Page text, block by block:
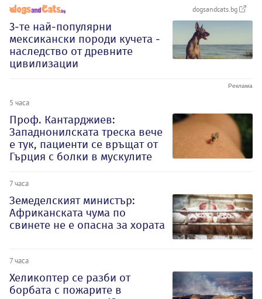
dogsandcats.bg
3-те най-популярни
мексикански породи кучета -
наследство от древните
цивилизации
5 часа
Проф. Кантарджиев:
Западнонилската треска вече
е тук, пациенти се връщат от
Гърция с болки в мускулите
7 часа
Земеделският министър:
Африканската чума по
свинете не е опасна за хората
7 часа
Хеликоптер се разби от
борбата с пожарите в